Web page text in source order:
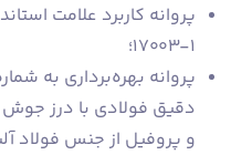
1-17003؛
و پروفیل از جنس فولاد